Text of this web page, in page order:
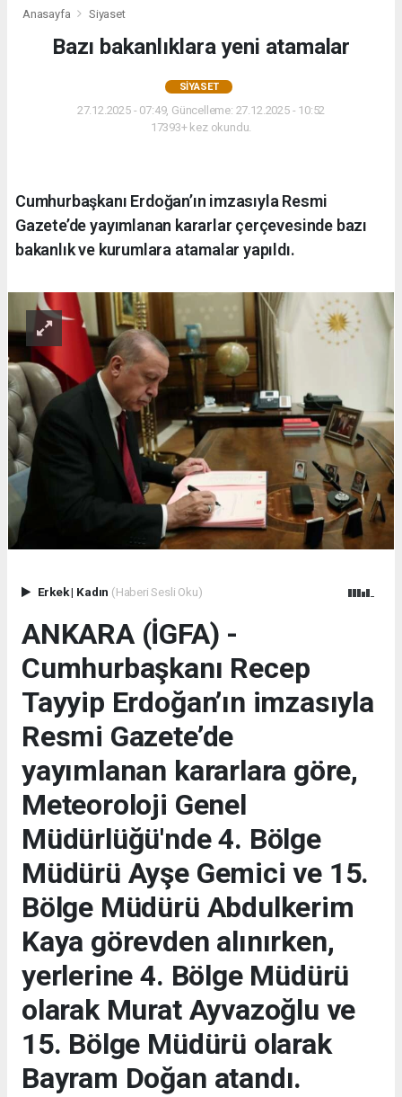
Anasayfa Siyaset
Bazı bakanlıklara yeni atamalar
SIYASET
27.12.2025 - 07:49, Güncelleme: 27.12.2025 - 10:52
17393+ kez okundu.
Cumhurbaşkanı Erdoğan’ın imzasıyla Resmi
Gazete’de yayımlanan kararlar çerçevesinde bazı
bakanlık ve kurumlara atamalar yapıldı.
Erkek| Kadın (Haberi Sesli Oku)
ANKARA (İGFA) -
Cumhurbaşkanı Recep
Tayyip Erdoğan’ın imzasıyla
Resmi Gazete’de
yayımlanan kararlara göre,
Meteoroloji Genel
Müdürlüğü'nde 4. Bölge
Müdürü Ayşe Gemici ve 15.
Bölge Müdürü Abdulkerim
Kaya görevden alınırken,
yerlerine 4. Bölge Müdürü
olarak Murat Ayvazoğlu ve
15. Bölge Müdürü olarak
Bayram Doğan atandı.